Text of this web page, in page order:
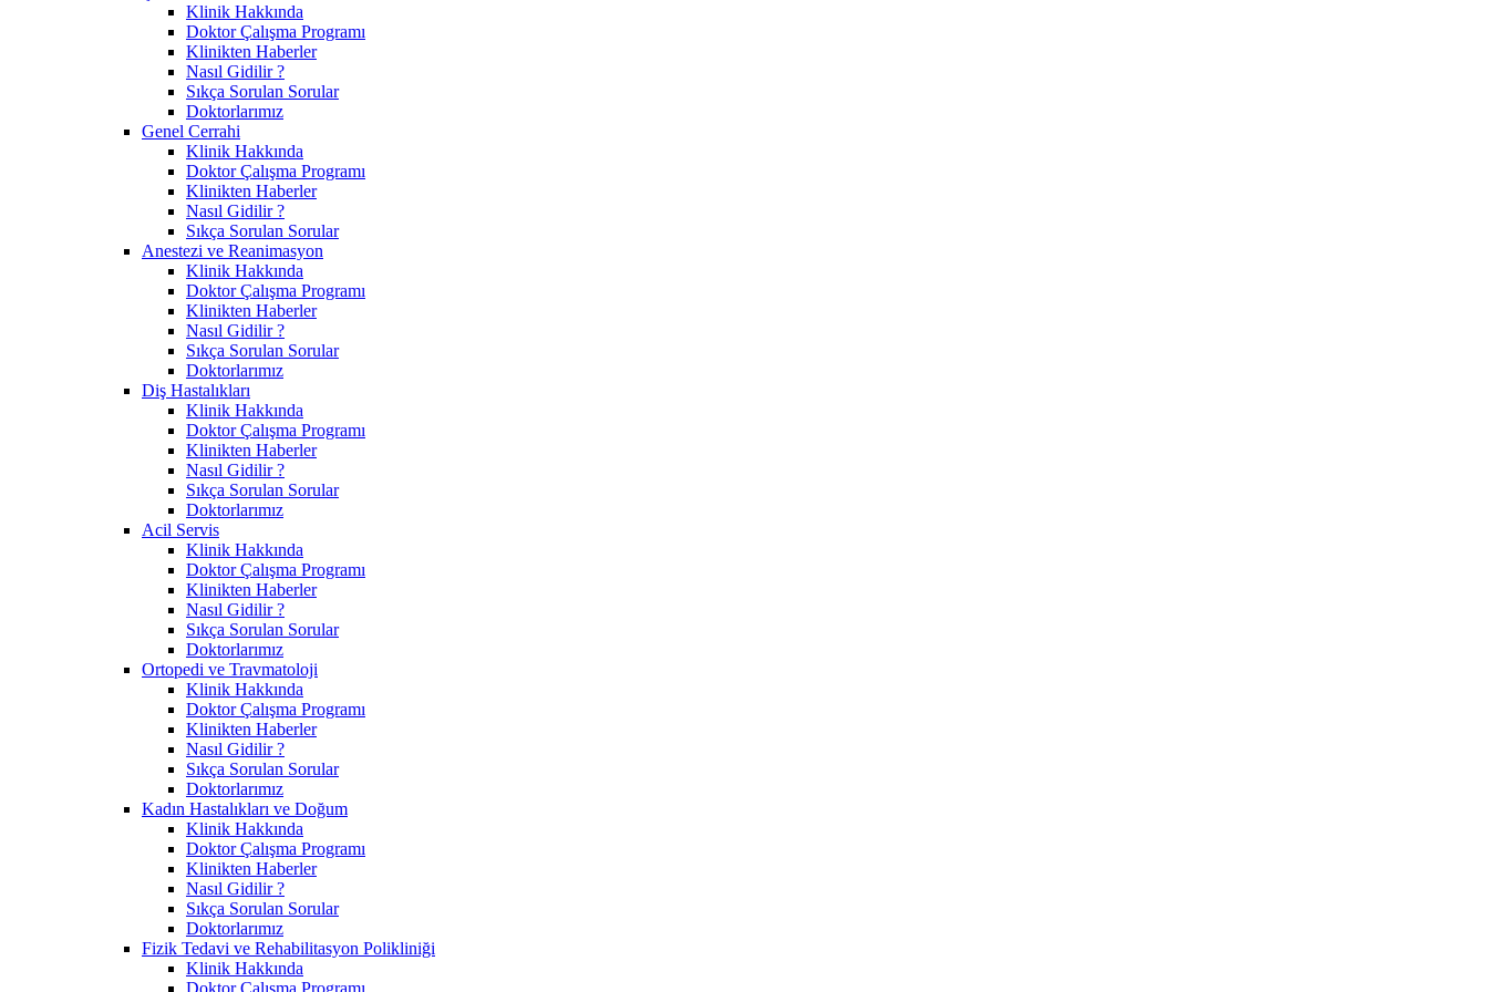
Klinik Hakkında
Doktor Çalışma Programı
Klinikten Haberler
Nasıl Gidilir ?
Sıkça Sorulan Sorular
Doktorlarımız
Genel Cerrahi
Klinik Hakkında
Doktor Çalışma Programı
Klinikten Haberler
Nasıl Gidilir ?
Sıkça Sorulan Sorular
Anestezi ve Reanimasyon
Klinik Hakkında
Doktor Çalışma Programı
Klinikten Haberler
Nasıl Gidilir ?
Sıkça Sorulan Sorular
Doktorlarımız
Diş Hastalıkları
Klinik Hakkında
Doktor Çalışma Programı
Klinikten Haberler
Nasıl Gidilir ?
Sıkça Sorulan Sorular
Doktorlarımız
Acil Servis
Klinik Hakkında
Doktor Çalışma Programı
Klinikten Haberler
Nasıl Gidilir ?
Sıkça Sorulan Sorular
Doktorlarımız
Ortopedi ve Travmatoloji
Klinik Hakkında
Doktor Çalışma Programı
Klinikten Haberler
Nasıl Gidilir ?
Sıkça Sorulan Sorular
Doktorlarımız
Kadın Hastalıkları ve Doğum
Klinik Hakkında
Doktor Çalışma Programı
Klinikten Haberler
Nasıl Gidilir ?
Sıkça Sorulan Sorular
Doktorlarımız
Fizik Tedavi ve Rehabilitasyon Polikliniği
Klinik Hakkında
Doktor Çalışma Programı